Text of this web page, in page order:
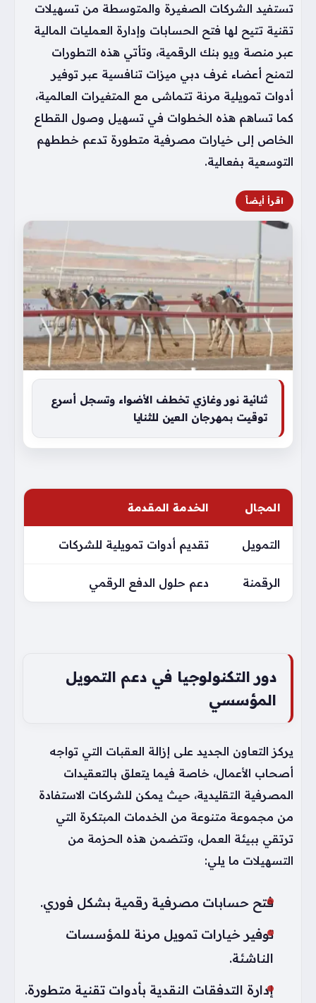
تستفيد الشركات الصغيرة والمتوسطة من تسهيلات
تقنية تتيح لها فتح الحسابات وإدارة العمليات المالية
عبر منصة ويو بنك الرقمية، وتأتي هذه التطورات
لتمنح أعضاء غرف دبي ميزات تنافسية عبر توفير
أدوات تمويلية مرنة تتماشى مع المتغيرات العالمية،
كما تساهم هذه الخطوات في تسهيل وصول القطاع
الخاص إلى خيارات مصرفية متطورة تدعم خططهم
التوسعية بفعالية.
اقرأ أيضاً
ثنائية نور وغازي تخطف الأضواء وتسجل أسرع
توقيت بمهرجان العين للثنايا
المجال الخدمة المقدمة
التمويل تقديم أدوات تمويلية للشركات
الرقمنة دعم حلول الدفع الرقمي
دور التكنولوجيا في دعم التمويل
المؤسسي
يركز التعاون الجديد على إزالة العقبات التي تواجه
أصحاب الأعمال، خاصة فيما يتعلق بالتعقيدات
المصرفية التقليدية، حيث يمكن للشركات الاستفادة
من مجموعة متنوعة من الخدمات المبتكرة التي
ترتقي ببيئة العمل، وتتضمن هذه الحزمة من
التسهيلات ما يلي:
فتح حسابات مصرفية رقمية بشكل فوري.
توفير خيارات تمويل مرنة للمؤسسات
الناشئة.
إدارة التدفقات النقدية بأدوات تقنية متطورة.